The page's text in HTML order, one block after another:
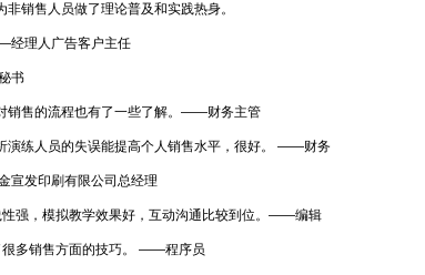
销售人员做了理论普及和实践热身。
经理人广告客户主任
书
销售的流程也有了一些了解。——财务主管
演练人员的失误能提高个人销售水平，很好。 ——财务
宣发印刷有限公司总经理
强，模拟教学效果好，互动沟通比较到位。——编辑
很多销售方面的技巧。 ——程序员